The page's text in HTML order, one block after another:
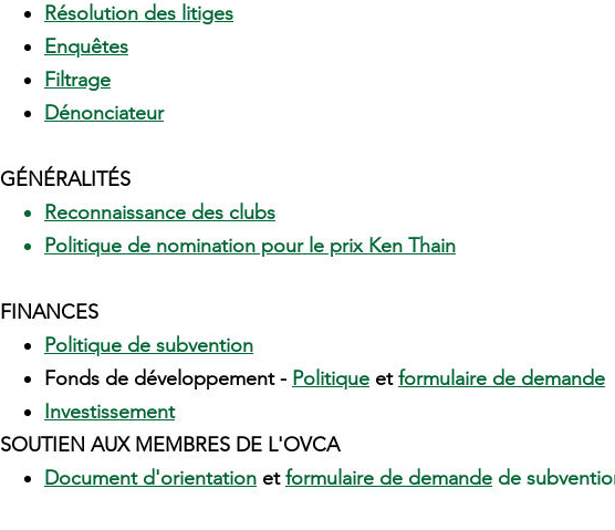
Résolution des litiges
Enquêtes
Filtrage
Dénonciateur
GÉNÉRALITÉS
Reconnaissance des clubs
Politique de nomination pour le prix Ken Thain
FINANCES​​
Politique de subvention
Fonds de développement - Politique etformulaire de demande
Investissement
SOUTIEN AUX MEMBRES DE L'OVCA
Document d'orientation etformulaire de demande de